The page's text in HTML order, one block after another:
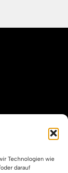
Technologien wie
darauf